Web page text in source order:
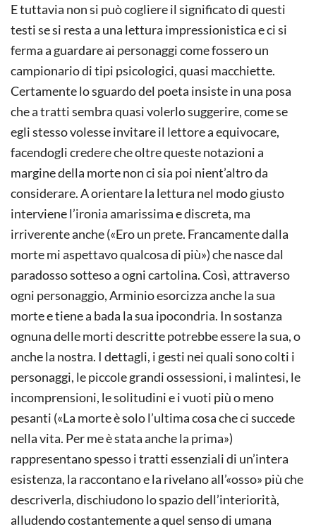
E tuttavia non si può cogliere il significato di questi
testi se si resta a una lettura impressionistica e ci si
ferma a guardare ai personaggi come fossero un
campionario di tipi psicologici, quasi macchiette.
Certamente lo sguardo del poeta insiste in una posa
che a tratti sembra quasi volerlo suggerire, come se
egli stesso volesse invitare il lettore a equivocare,
facendogli credere che oltre queste notazioni a
margine della morte non ci sia poi nient’altro da
considerare. A orientare la lettura nel modo giusto
interviene l’ironia amarissima e discreta, ma
irriverente anche («Ero un prete. Francamente dalla
morte mi aspettavo qualcosa di più») che nasce dal
paradosso sotteso a ogni cartolina. Così, attraverso
ogni personaggio, Arminio esorcizza anche la sua
morte e tiene a bada la sua ipocondria. In sostanza
ognuna delle morti descritte potrebbe essere la sua, o
anche la nostra. I dettagli, i gesti nei quali sono colti i
personaggi, le piccole grandi ossessioni, i malintesi, le
incomprensioni, le solitudini e i vuoti più o meno
pesanti («La morte è solo l’ultima cosa che ci succede
nella vita. Per me è stata anche la prima»)
rappresentano spesso i tratti essenziali di un’intera
esistenza, la raccontano e la rivelano all’«osso» più che
descriverla, dischiudono lo spazio dell’interiorità,
alludendo costantemente a quel senso di umana